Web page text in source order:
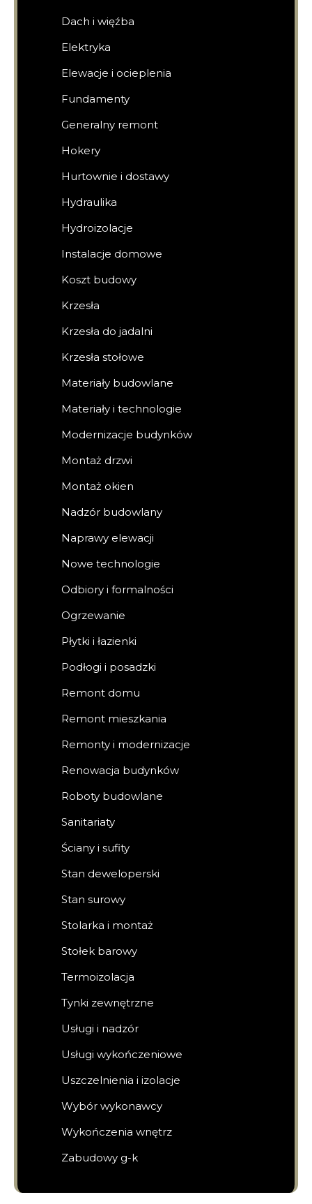
Dach i więźba
Elektryka
Elewacje i ocieplenia
Fundamenty
Generalny remont
Hokery
Hurtownie i dostawy
Hydraulika
Hydroizolacje
Instalacje domowe
Koszt budowy
Krzesła
Krzesła do jadalni
Krzesła stołowe
Materiały budowlane
Materiały i technologie
Modernizacje budynków
Montaż drzwi
Montaż okien
Nadzór budowlany
Naprawy elewacji
Nowe technologie
Odbiory i formalności
Ogrzewanie
Płytki i łazienki
Podłogi i posadzki
Remont domu
Remont mieszkania
Remonty i modernizacje
Renowacja budynków
Roboty budowlane
Sanitariaty
Ściany i sufity
Stan deweloperski
Stan surowy
Stolarka i montaż
Stołek barowy
Termoizolacja
Tynki zewnętrzne
Usługi i nadzór
Usługi wykończeniowe
Uszczelnienia i izolacje
Wybór wykonawcy
Wykończenia wnętrz
Zabudowy g-k